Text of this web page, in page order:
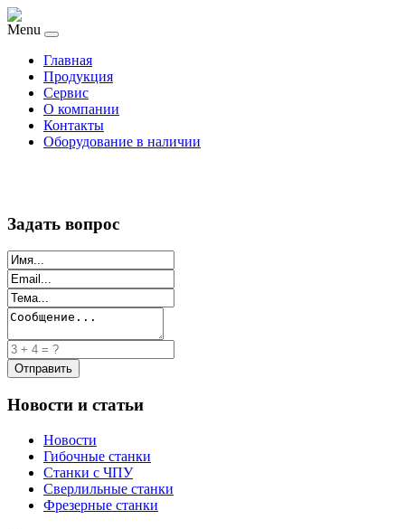
Menu
Главная
Продукция
Сервис
О компании
Контакты
Оборудование в наличии
Задать вопрос
Новости и статьи
Новости
Гибочные станки
Станки с ЧПУ
Сверлильные станки
Фрезерные станки